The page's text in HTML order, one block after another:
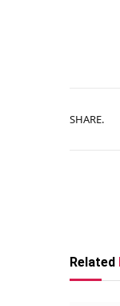
SHARE.
Related